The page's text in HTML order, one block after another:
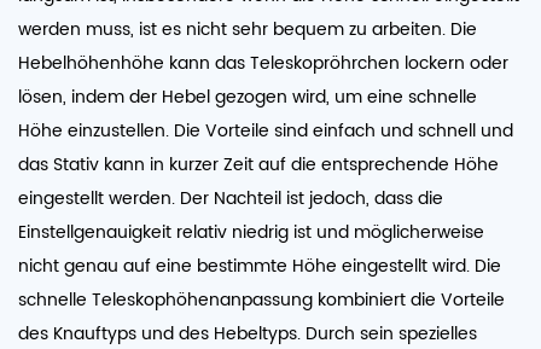
werden muss, ist es nicht sehr bequem zu arbeiten. Die
Hebelhöhenhöhe kann das Teleskopröhrchen lockern oder
lösen, indem der Hebel gezogen wird, um eine schnelle
Höhe einzustellen. Die Vorteile sind einfach und schnell und
das Stativ kann in kurzer Zeit auf die entsprechende Höhe
eingestellt werden. Der Nachteil ist jedoch, dass die
Einstellgenauigkeit relativ niedrig ist und möglicherweise
nicht genau auf eine bestimmte Höhe eingestellt wird. Die
schnelle Teleskophöhenanpassung kombiniert die Vorteile
des Knauftyps und des Hebeltyps. Durch sein spezielles